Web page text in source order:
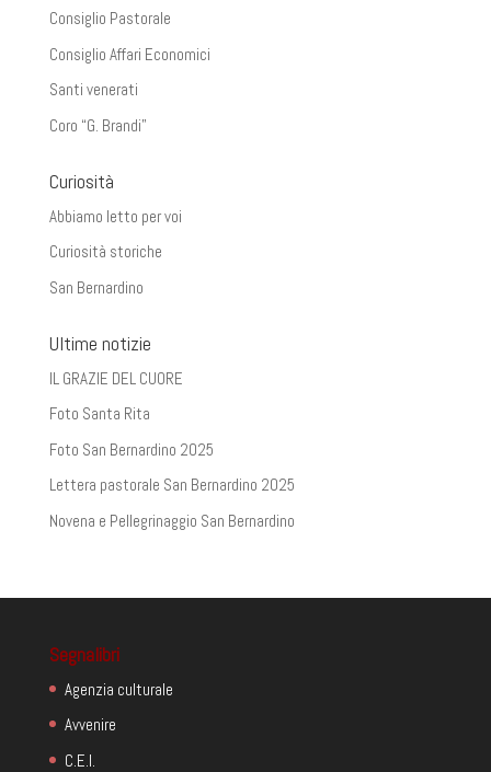
Consiglio Pastorale
Consiglio Affari Economici
Santi venerati
Coro “G. Brandi”
Curiosità
Abbiamo letto per voi
Curiosità storiche
San Bernardino
Ultime notizie
IL GRAZIE DEL CUORE
Foto Santa Rita
Foto San Bernardino 2025
Lettera pastorale San Bernardino 2025
Novena e Pellegrinaggio San Bernardino
Segnalibri
Agenzia culturale
Avvenire
C.E.I.